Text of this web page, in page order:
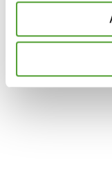
Questo sito
terze parti per
navigazione
cookie utilizzati e